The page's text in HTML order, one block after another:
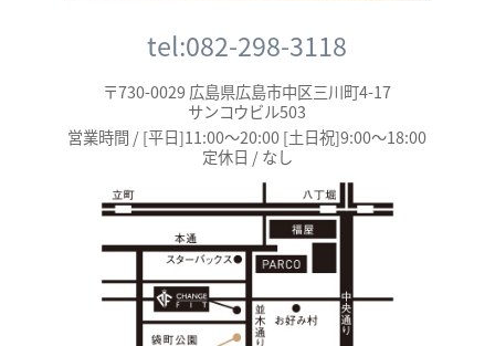
tel:082-298-3118
〒730-0029 広島県広島市中区三川町4-17
サンコウビル503
営業時間 / [平日]11:00～20:00 [土日祝]9:00～18:00
定休日 / なし